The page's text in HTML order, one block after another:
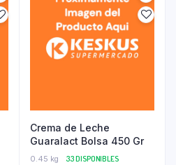
Crema de Leche
Guaralact Bolsa 450 Gr
0.45 kg 33 DISPONIBLES